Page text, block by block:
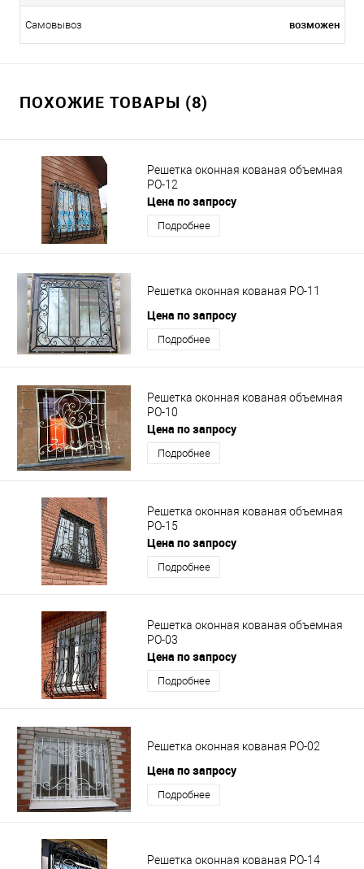
Самовывоз возможен
ПОХОЖИЕ ТОВАРЫ (8)
Решетка оконная кованая объемная
РО-12
Цена по запросу
Подробнее
Решетка оконная кованая РО-11
Цена по запросу
Подробнее
Решетка оконная кованая объемная
РО-10
Цена по запросу
Подробнее
Решетка оконная кованая объемная
РО-15
Цена по запросу
Подробнее
Решетка оконная кованая объемная
РО-03
Цена по запросу
Подробнее
Решетка оконная кованая РО-02
Цена по запросу
Подробнее
Решетка оконная кованая РО-14